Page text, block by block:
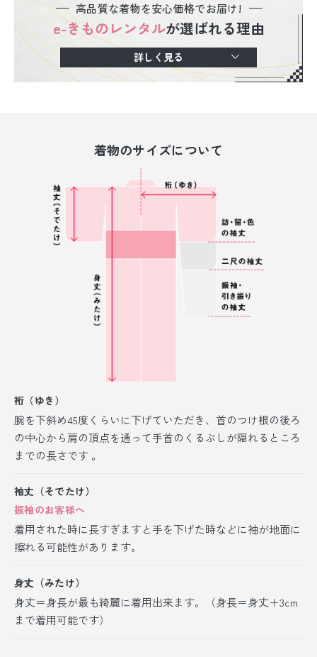
高品質な着物を安心価格でお届け!
e-きものレンタルが選ばれる理由
詳しく見る
着物のサイズについて
裄（ゆき）
腕を下斜め45度くらいに下げていただき、首のつけ根の後ろ
の中心から肩の頂点を通って手首のくるぶしが隠れるところ
までの長さです 。
袖丈（そでたけ）
振袖のお客様へ
着用された時に長すぎますと手を下げた時などに袖が地面に
擦れる可能性があります。
身丈（みたけ）
身丈＝身長が最も綺麗に着用出来ます。（身長＝身丈＋3cm
まで着用可能です）